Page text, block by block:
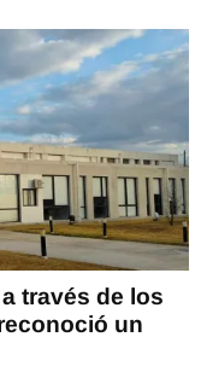
través de los
un